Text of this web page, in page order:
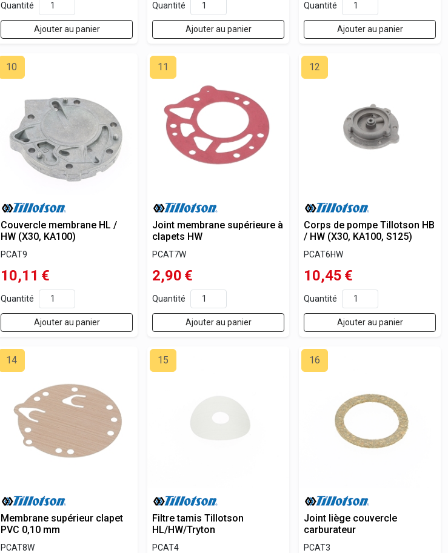
Quantité
Ajouter au panier
Quantité
Ajouter au panier
Quantité
Ajouter au panier
10
Couvercle membrane HL /
HW (X30, KA100)
PCAT9
10,11 €
Quantité
Ajouter au panier
11
Joint membrane supérieure à
clapets HW
PCAT7W
2,90 €
Quantité
Ajouter au panier
12
Corps de pompe Tillotson HB
/ HW (X30, KA100, S125)
PCAT6HW
10,45 €
Quantité
Ajouter au panier
14
Membrane supérieur clapet
PVC 0,10 mm
PCAT8W
15
Filtre tamis Tillotson
HL/HW/Tryton
PCAT4
16
Joint liège couvercle
carburateur
PCAT3